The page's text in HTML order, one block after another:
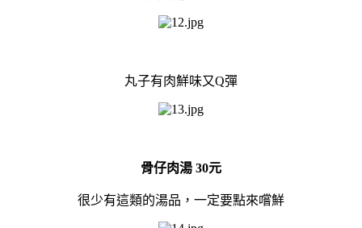
丸子有肉鮮味又Q彈
骨仔肉湯 30元
很少有這類的湯品，一定要點來嚐鮮